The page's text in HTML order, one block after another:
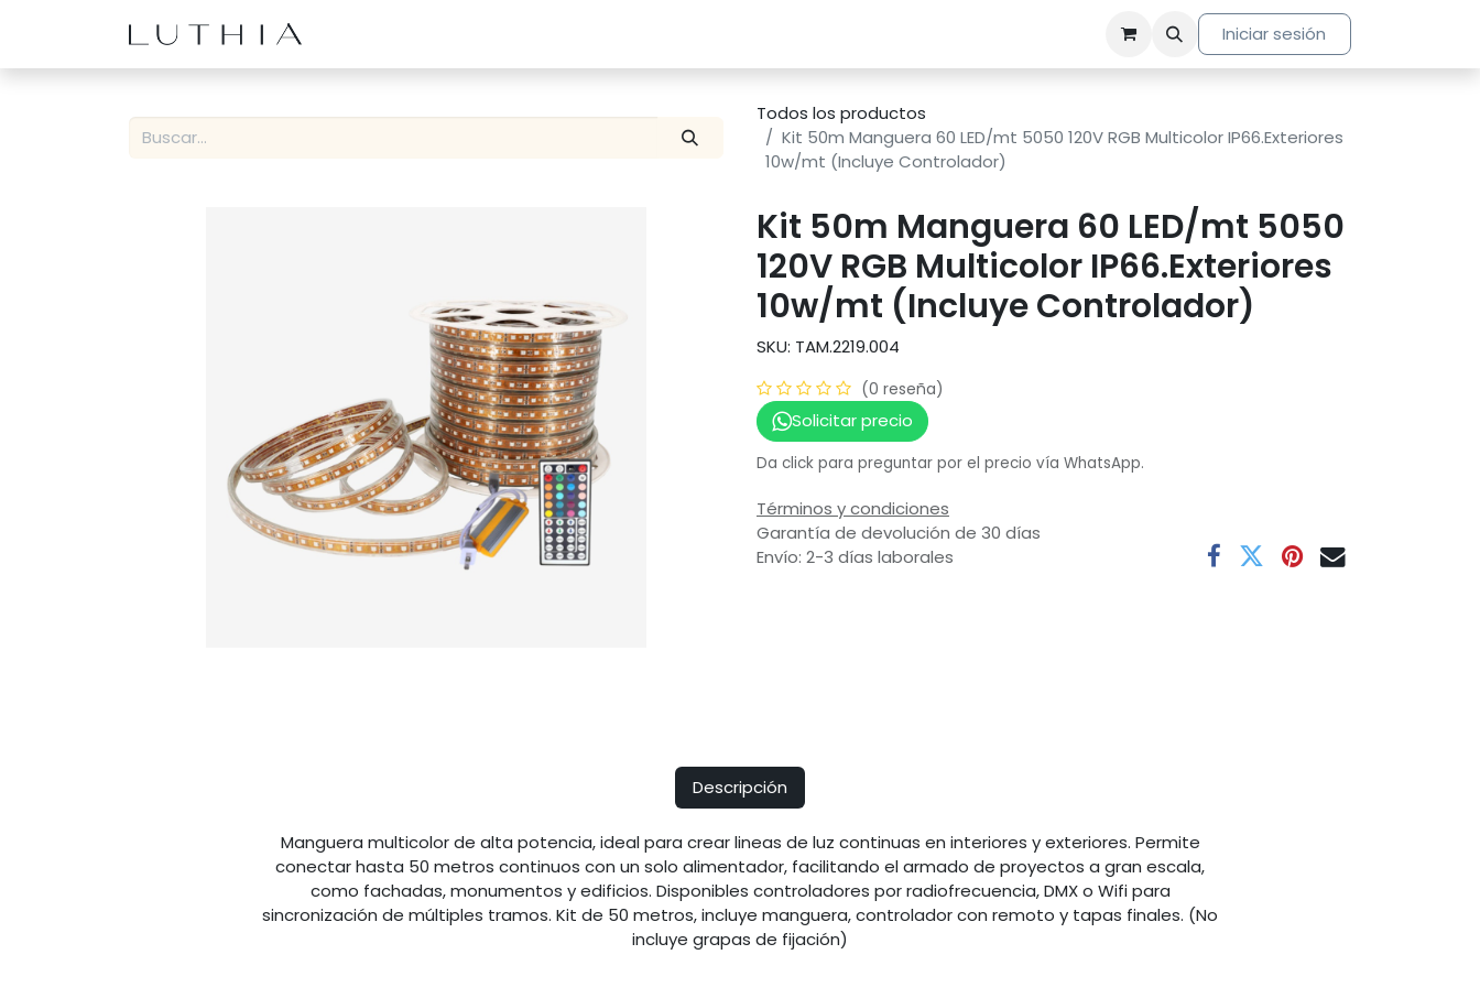
Iniciar sesión
Todos los productos
Kit 50m Manguera 60 LED/mt 5050 120V RGB Multicolor IP66.Exteriores
10w/mt (Incluye Controlador)
Kit 50m Manguera 60 LED/mt 5050
120V RGB Multicolor IP66.Exteriores
10w/mt (Incluye Controlador)
SKU: TAM.2219.004
(0 reseña)
Solicitar precio
Da click para preguntar por el precio vía WhatsApp.
Términos y condiciones
Garantía de devolución de 30 días
Envío: 2-3 días laborales
Descripción
Manguera multicolor de alta potencia, ideal para crear lineas de luz continuas en interiores y exteriores. Permite
conectar hasta 50 metros continuos con un solo alimentador, facilitando el armado de proyectos a gran escala,
como fachadas, monumentos y edificios. Disponibles controladores por radiofrecuencia, DMX o Wifi para
sincronización de múltiples tramos. Kit de 50 metros, incluye manguera, controlador con remoto y tapas finales. (No
incluye grapas de fijación)